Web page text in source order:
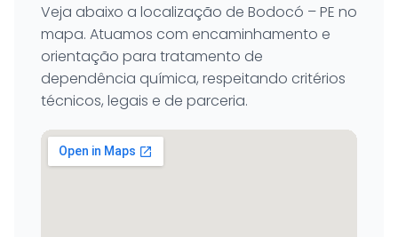
Veja abaixo a localização de Bodocó – PE no
mapa. Atuamos com encaminhamento e
orientação para tratamento de
dependência química, respeitando critérios
técnicos, legais e de parceria.